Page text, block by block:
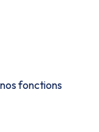
fonctions